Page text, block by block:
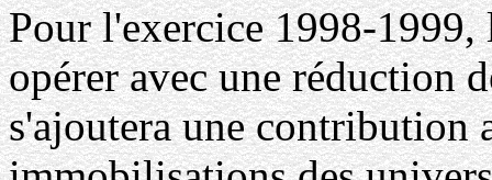
Pour l'exercice 1998-
opérer avec une réduction
s'ajoutera une contribution